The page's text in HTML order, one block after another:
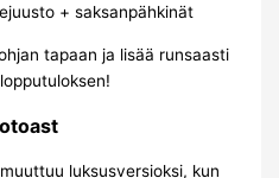
+ saksanpähkinät
tapaan ja lisää runsaasti
luksusversioksi, kun